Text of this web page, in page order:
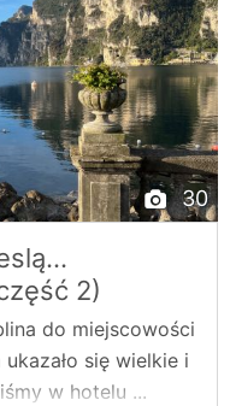
30
2)
do miejscowości
się wielkie i
w hotelu ...